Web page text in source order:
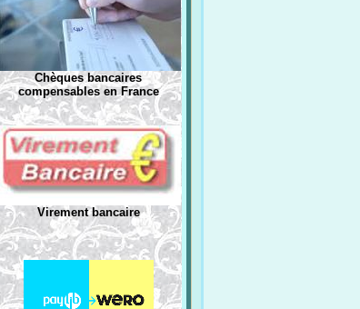
Chèques bancaires
compensables en France
Virement bancaire